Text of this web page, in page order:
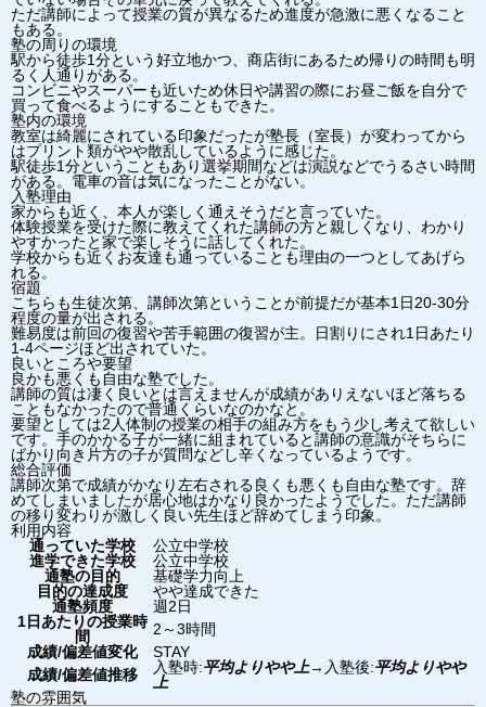
ただ講師によって授業の質が異なるため進度が急激に悪くなること
もある。
塾の周りの環境
駅から徒歩1分という好立地かつ、商店街にあるため帰りの時間も明
るく人通りがある。
コンビニやスーパーも近いため休日や講習の際にお昼ご飯を自分で
買って食べるようにすることもできた。
塾内の環境
教室は綺麗にされている印象だったが塾長（室長）が変わってから
はプリント類がやや散乱しているように感じた。
駅徒歩1分ということもあり選挙期間などは演説などでうるさい時間
がある。電車の音は気になったことがない。
入塾理由
家からも近く、本人が楽しく通えそうだと言っていた。
体験授業を受けた際に教えてくれた講師の方と親しくなり、わかり
やすかったと家で楽しそうに話してくれた。
学校からも近くお友達も通っていることも理由の一つとしてあげら
れる。
宿題
こちらも生徒次第、講師次第ということが前提だが基本1日20-30分
程度の量が出される。
難易度は前回の復習や苦手範囲の復習が主。日割りにされ1日あたり
1-4ページほど出されていた。
良いところや要望
良かも悪くも自由な塾でした。
講師の質は凄く良いとは言えませんが成績がありえないほど落ちる
こともなかったので普通くらいなのかなと。
要望としては2人体制の授業の相手の組み方をもう少し考えて欲しい
です。手のかかる子が一緒に組まれていると講師の意識がそちらに
ばかり向き片方の子が質問などし辛くなっているようです。
総合評価
講師次第で成績がかなり左右される良くも悪くも自由な塾です。辞
めてしまいましたが居心地はかなり良かったようでした。ただ講師
の移り変わりが激しく良い先生ほど辞めてしまう印象。
利用内容
通っていた学校
公立中学校
進学できた学校
公立中学校
通塾の目的
基礎学力向上
目的の達成度
やや達成できた
通塾頻度
週2日
1日あたりの授業時
間
2～3時間
成績/偏差値変化
STAY
成績/偏差値推移
入塾時:平均よりやや上→ 入塾後:平均よりやや
上
塾の雰囲気